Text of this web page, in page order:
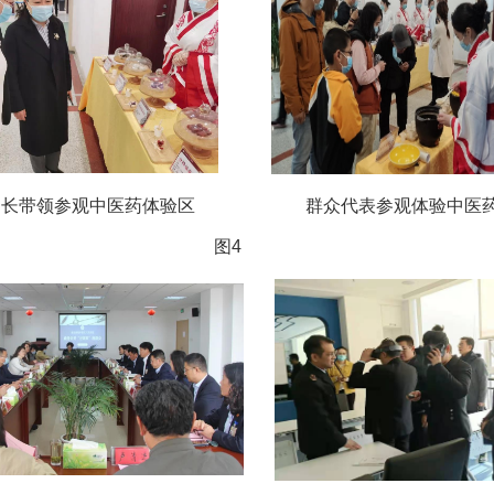
带领参观中医药体验区 群众代表参观体验中医药
图4